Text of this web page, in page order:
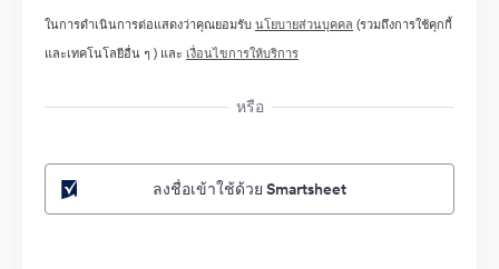
ในการดำเนินการต่อแสดงว่าคุณยอมรับนโยบายส่วนบุคคล (รวมถึงการใช้คุกกี้
และเทคโนโลยีอื่น ๆ ) และ เงื่อนไขการให้บริการ
หรือ
ลงชื่อเข้าใช้ด้วย Smartsheet